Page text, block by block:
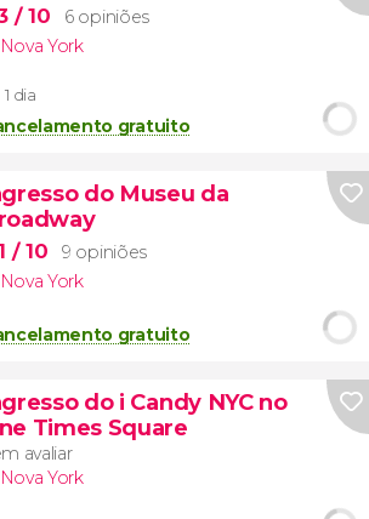
/ 10
6 opiniões
Nova York
1 dia
gratuito
do Museu da
/ 10
9 opiniões
Nova York
gratuito
do i Candy NYC no
Times Square
avaliar
Nova York